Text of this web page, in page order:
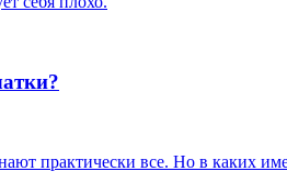
практически все. Но в каких